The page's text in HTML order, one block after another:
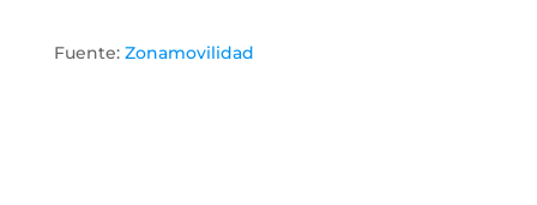
Fuente: Zonamovilidad